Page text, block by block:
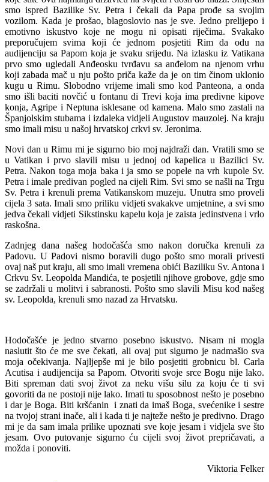
smo ispred Bazilike Sv. Petra i čekali da Papa prođe sa svojim
vozilom. Kada je prošao, blagoslovio nas je sve. Jedno prelijepo i
emotivno iskustvo koje ne mogu ni opisati riječima. Svakako
preporučujem svima koji će jednom posjetiti Rim da odu na
audijenciju sa Papom koja je svaku srijedu. Na izlasku iz Vatikana
prvo smo ugledali Anđeosku tvrđavu sa anđelom na njenom vrhu
koji zabada mač u nju pošto priča kaže da je on tim činom uklonio
kugu u Rimu. Slobodno vrijeme imali smo kod Panteona, a onda
smo išli baciti novčić u fontanu di Trevi koja ima predivne kipove
konja, Agripe i Neptuna isklesane od kamena. Malo smo zastali na
Španjolskim stubama i izdaleka vidjeli Augustov mauzolej. Na kraju
smo imali misu u našoj hrvatskoj crkvi sv. Jeronima.
Novi dan u Rimu mi je sigurno bio moj najdraži dan. Vratili smo se
u Vatikan i prvo slavili misu u jednoj od kapelica u Bazilici Sv.
Petra. Nakon toga moja baka i ja smo se popele na vrh kupole Sv.
Petra i imale predivan pogled na cijeli Rim. Svi smo se našli na Trgu
Sv. Petra i krenuli prema Vatikanskom muzeju. Unutra smo proveli
cijela 3 sata. Imali smo priliku vidjeti svakakve umjetnine, a svi smo
jedva čekali vidjeti Sikstinsku kapelu koja je zaista jedinstvena i vrlo
raskošna.
Zadnjeg dana našeg hodočašća smo nakon doručka krenuli za
Padovu. U Padovi nismo boravili dugo pošto smo morali privesti
ovaj naš put kraju, ali smo imali vremena obići Baziliku Sv. Antona i
Crkvu Sv. Leopolda Mandića, te posjetili njihove grobove, gdje smo
se zadržali u molitvi i sabranosti. Pošto smo slavili Misu kod našeg
sv. Leopolda, krenuli smo nazad za Hrvatsku.
Hodočašće je jedno stvarno posebno iskustvo. Nisam ni mogla
naslutit što će me sve čekati, ali ovaj put sigurno je nadmašio sva
moja očekivanja. Najljepše mi je bilo posjetiti grobnicu bl. Carla
Acutisa i audijencija sa Papom. Otvoriti svoje srce Bogu nije lako.
Biti spreman dati svoj život za neku višu silu za koju će ti svi
govoriti da ne postoji nije lako. Imati tu sposobnost nešto je posebno
i dar je Boga. Biti kršćanin i znati da imaš Boga, svećenike i sestre
na tvojoj strani inače, ali i kada ti je najteže nešto je predivno. Drago
mi je da sam imala prilike upoznati sve koje jesam i vidjela sve što
jesam. Ovo putovanje sigurno ću cijeli svoj život prepričavati, a
možda i ponoviti.
Viktoria Felker